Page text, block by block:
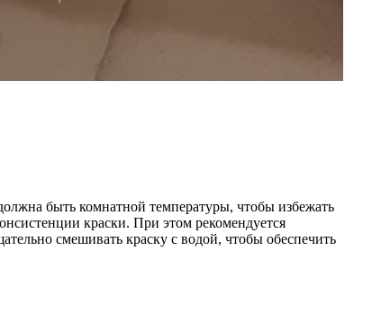
быть комнатной температуры, чтобы избежать
краски. При этом рекомендуется
смешивать краску с водой, чтобы обеспечить